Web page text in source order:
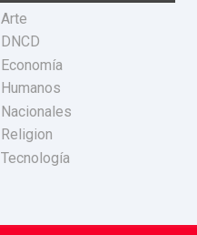
Arte
DNCD
Economía
Humanos
Nacionales
Religion
Tecnología